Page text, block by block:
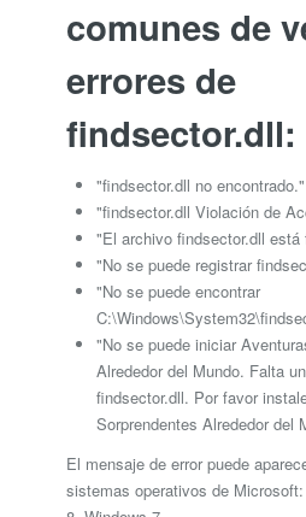
comunes de
errores de
findsector.dll:
"findsector.dll no encontrado."
"findsector.dll Violación de
"El archivo findsector.dll está
"No se puede registrar
"No se puede encontrar
"No se puede iniciar
Alrededor del Mundo. Falta
findsector.dll. Por favor
Sorprendentes Alrededor del
El mensaje de error puede
sistemas operativos de